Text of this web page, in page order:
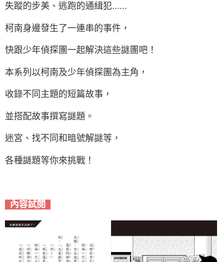
失蹤的步美、逃跑的通緝犯......
柯南身邊發生了一連串的事件，
快跟少年偵探團一起解決這些謎團吧！
本系列以柯南及少年偵探團為主角，
收錄不同主題的短篇故事，
並搭配故事撰寫謎題。
迷宮、找不同和暗號解謎等，
各種謎題等你來挑戰！
內容試閱